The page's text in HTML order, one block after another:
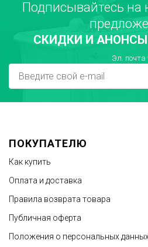
Ваше имя
Достоинства
Недостатки
Подписывайтесь
СКИДКИ И
Эл. почта
ПОКУПАТЕЛЮ
Как купить
Оплата и доставка
Правила возврата товара
Публичная оферта
Положения о персональных